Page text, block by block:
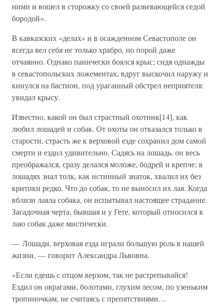
ними и вошел в сторожку со своей развевающейся седой
бородой».
В кавказских «делах» и в осажденном Севастополе он
всегда вел себя не только храбро, но порой даже
отчаянно. Однако панически боялся крыс; сидя однажды
в севастопольских ложементах, вдруг выскочил наружу и
кинулся на бастион, под ураганный обстрел неприятеля:
увидал крысу.
Известно, какой он был страстный охотник[14], как
любил лошадей и собак. От охоты он отказался только в
старости, страсть же к верховой езде сохранил дом самой
смерти и ездил удивительно. Садясь на лошадь, он весь
преображался, сразу делался моложе, бодрей и крепче; в
лошадях знал толк, как истинный знаток, хвалил их без
критики редко. Что до собак, то не выносил их лая. Когда
вблизи лаяла собака, он испытывал настоящее страдание.
Загадочная черта, бывшая и у Гете, который относился к
лаю собак даже мистически.
— Лошади, верховая езда играли большую роль в нашей
жизни, — говорит Александра Львовна.
«Если едешь с отцом верхом, так не растрепывайся!
Ездил он оврагами, болотами, глухим лесом, по узеньким
тропиночкам, не считаясь с препятствиями…